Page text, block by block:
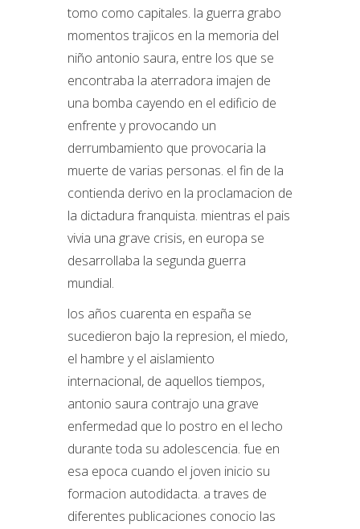
tomo como capitales. la guerra grabo
momentos trajicos en la memoria del
niño antonio saura, entre los que se
encontraba la aterradora imajen de
una bomba cayendo en el edificio de
enfrente y provocando un
derrumbamiento que provocaria la
muerte de varias personas. el fin de la
contienda derivo en la proclamacion de
la dictadura franquista. mientras el pais
vivia una grave crisis, en europa se
desarrollaba la segunda guerra
mundial.
los años cuarenta en españa se
sucedieron bajo la represion, el miedo,
el hambre y el aislamiento
internacional, de aquellos tiempos,
antonio saura contrajo una grave
enfermedad que lo postro en el lecho
durante toda su adolescencia. fue en
esa epoca cuando el joven inicio su
formacion autodidacta. a traves de
diferentes publicaciones conocio las